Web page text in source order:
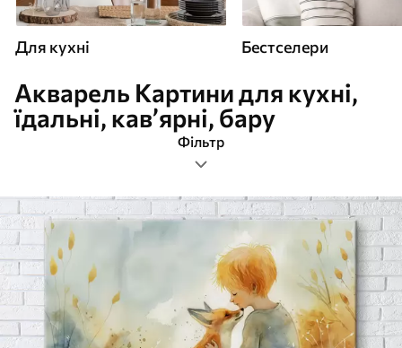
Для кухні Бестселери
Акварель Картини для кухні,
їдальні, кав’ярні, бару
Фільтр
акварель
Формат зображення
Картини Для кухні
Найпопулярніші